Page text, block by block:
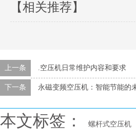
【相关推荐】
上一条 .空压机日常维护内容和要求
下一条 永磁变频空压机：智能节能的
本文标签： 螺杆式空压机